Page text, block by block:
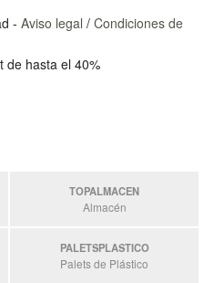
- Aviso legal / Condiciones de
de hasta el 40%
TOPALMACEN
Almacén
PALETSPLASTICO
Palets de Plástico